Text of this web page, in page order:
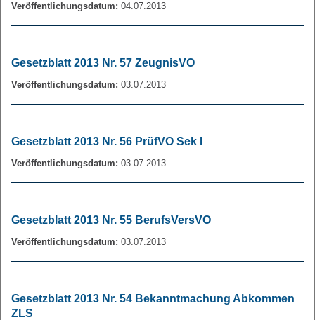
Veröffentlichungsdatum: 04.07.2013
Gesetzblatt 2013 Nr. 57 ZeugnisVO
Veröffentlichungsdatum: 03.07.2013
Gesetzblatt 2013 Nr. 56 PrüfVO Sek I
Veröffentlichungsdatum: 03.07.2013
Gesetzblatt 2013 Nr. 55 BerufsVersVO
Veröffentlichungsdatum: 03.07.2013
Gesetzblatt 2013 Nr. 54 Bekanntmachung Abkommen
ZLS